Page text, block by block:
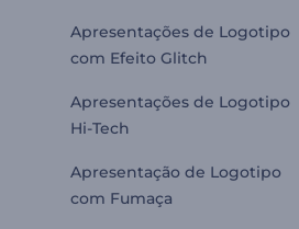
Apresentações de Logotipo
com Efeito Glitch
Apresentações de Logotipo
Hi-Tech
Apresentação de Logotipo
com Fumaça